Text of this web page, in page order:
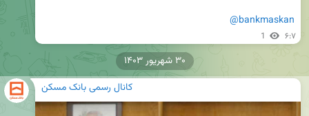
@bankmaskan
1 ۶:۷
کانال رسمی بانک مسکن
۳۰ شهریور ۱۴۰۳